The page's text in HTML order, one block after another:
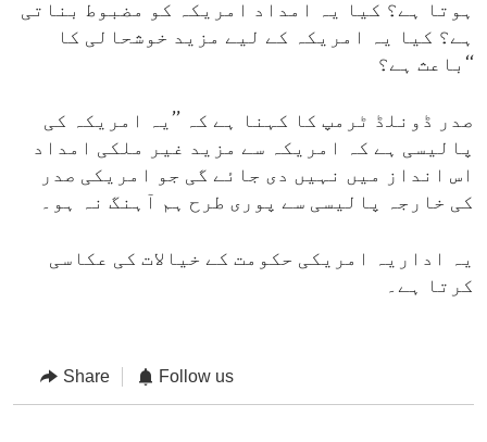
ہوتا ہے؟ کیا یہ امداد امریکہ کو مضبوط بناتی
ہے؟ کیا یہ امریکہ کے لیے مزید خوشحالی کا
باعث ہے؟‘‘
صدر ڈونلڈ ٹرمپ کا کہنا ہے کہ ’’یہ امریکہ کی
پالیسی ہے کہ امریکہ سے مزید غیر ملکی امداد
اس انداز میں نہیں دی جائے گی جو امریکی صدر
کی خارجہ پالیسی سے پوری طرح ہم آہنگ نہ ہو۔
یہ اداریہ امریکی حکومت کے خیالات کی عکاسی
کرتا ہے۔
Share Follow us